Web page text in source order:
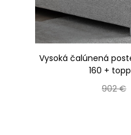
Vysoká čalúnená
160 +
Bežná
902 €